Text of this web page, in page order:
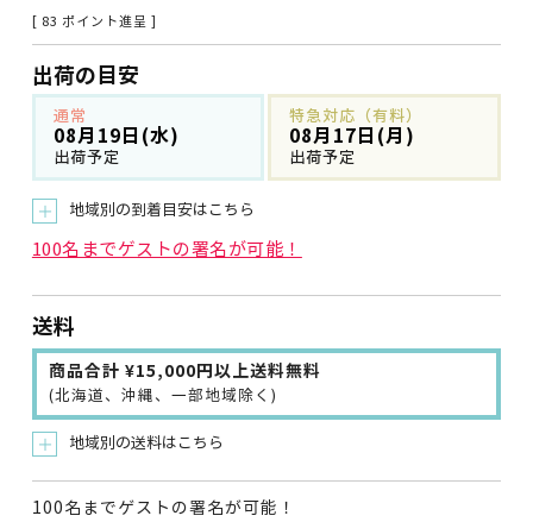
[ 83 ポイント進呈 ]
出荷の目安
通常
08月19日(水)
出荷予定
特急対応（有料）
08月17日(月)
出荷予定
＋ 地域別の到着目安はこちら
100名までゲストの署名が可能！
送料
商品合計 ¥15,000円以上送料無料
(北海道、沖縄、一部地域除く)
＋ 地域別の送料はこちら
100名までゲストの署名が可能！